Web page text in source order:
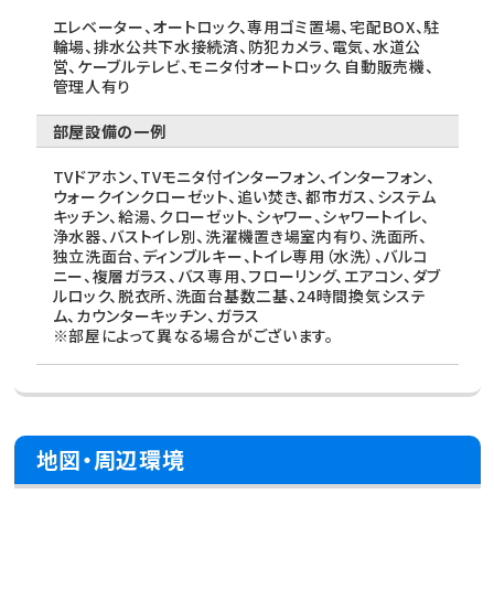
エレベーター、オートロック、専用ゴミ置場、宅配BOX、駐
輪場、排水公共下水接続済、防犯カメラ、電気、水道公
営、ケーブルテレビ、モニタ付オートロック、自動販売機、
管理人有り
部屋設備の一例
TVドアホン、TVモニタ付インターフォン、インターフォン、
ウォークインクローゼット、追い焚き、都市ガス、システム
キッチン、給湯、クローゼット、シャワー、シャワートイレ、
浄水器、バストイレ別、洗濯機置き場室内有り、洗面所、
独立洗面台、ディンブルキー、トイレ専用（水洗）、バルコ
ニー、複層ガラス、バス専用、フローリング、エアコン、ダブ
ルロック、脱衣所、洗面台基数二基、24時間換気システ
ム、カウンターキッチン、ガラス
※部屋によって異なる場合がございます。
地図・周辺環境